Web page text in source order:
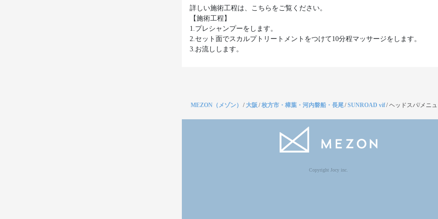
詳しい施術工程は、こちらをご覧ください。
【施術工程】
1.プレシャンプーをします。
2.セット面でスカルプトリートメントをつけて10分程マッサージをします。
3.お流しします。
MEZON（メゾン） /大阪 /枚方市・樟葉・河内磐船・長尾/SUNROAD vif/ヘッドスパ/メニ
Copyright Jocy inc.